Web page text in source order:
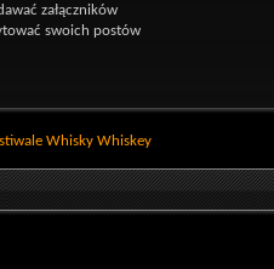
załączników
swoich postów
Whisky Whiskey